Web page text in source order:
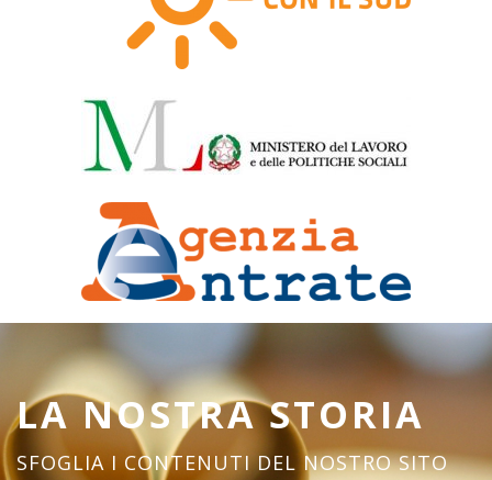
LA NOSTRA STORIA
SFOGLIA I CONTENUTI DEL NOSTRO SITO